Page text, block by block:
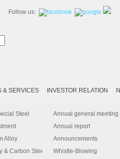
Follow us:
& SERVICES
Steel
Alloy
& Carbon Steels
-
-
INVESTOR RELATION
Annual general meeting
Annual report
Announcements
Whistle-Blowing
CARBON